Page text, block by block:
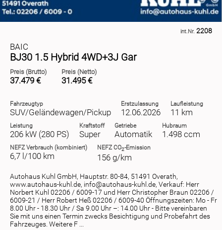
int.Nr. 2208
BAIC
BJ30 1.5 Hybrid 4WD+3J Gar
Preis (Brutto)
37.479 €
Preis (Netto)
31.495 €
Fahrzeugtyp
SUV/Geländewagen/Pickup
Erstzulassung
12.06.2026
Laufleistung
11 km
Leistung
206 kW (280 PS)
Kraftstoff
Super
Getriebe
Automatik
Hubraum
1.498 ccm
NEFZVerbrauch (kombiniert)
6,7 l/100 km
NEFZCO2-Emission
156 g/km
Autohaus Kuhl GmbH, Hauptstr. 80-84, 51491 Overath,
www.autohaus-kuhl.de, info@autohaus-kuhl.de, Verkauf: Herr
Norbert Kuhl 02206 / 6009-17 und Herr Christopher Braun 02206 /
6009-21 / Herr Robert Heß 02206 / 6009-40 Öffnungszeiten: Mo - Fr
8.00 Uhr - 18.30 Uhr / Sa 9.00 Uhr –: 14.00 Uhr - Bitte vereinbaren
Sie mit uns einen Termin zwecks Besichtigung und Probefahrt des
Fahrzeuges. Weitere F ...